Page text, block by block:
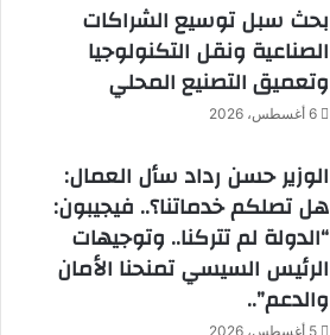
بحث سبل توسيع الشراكات
الصناعية ونقل التكنولوجيا
وتعميق التصنيع المحلي
6 أغسطس، 2026
الوزير حسن رداد سأل العمال:
هل تصلكم خدماتنا؟.. فيجيبون:
“الدولة لم تتركنا.. وتوجيهات
الرئيس السيسي تمنحنا الأمان
والدعم”..
5 أغسطس، 2026